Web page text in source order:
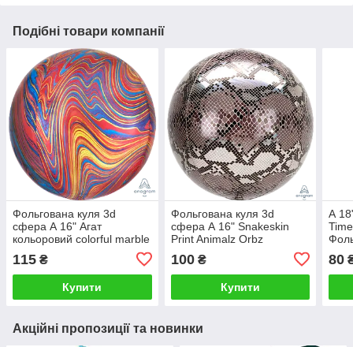
Подібні товари компанії
Фольгована куля 3d
сфера А 16" Агат
кольоровий colorful marble
115 ₴
Купити
Фольгована куля 3d
сфера А 16" Snakeskin
Print Animalz Orbz
100₴
Купити
А
80
Акційні пропозиції та новинки